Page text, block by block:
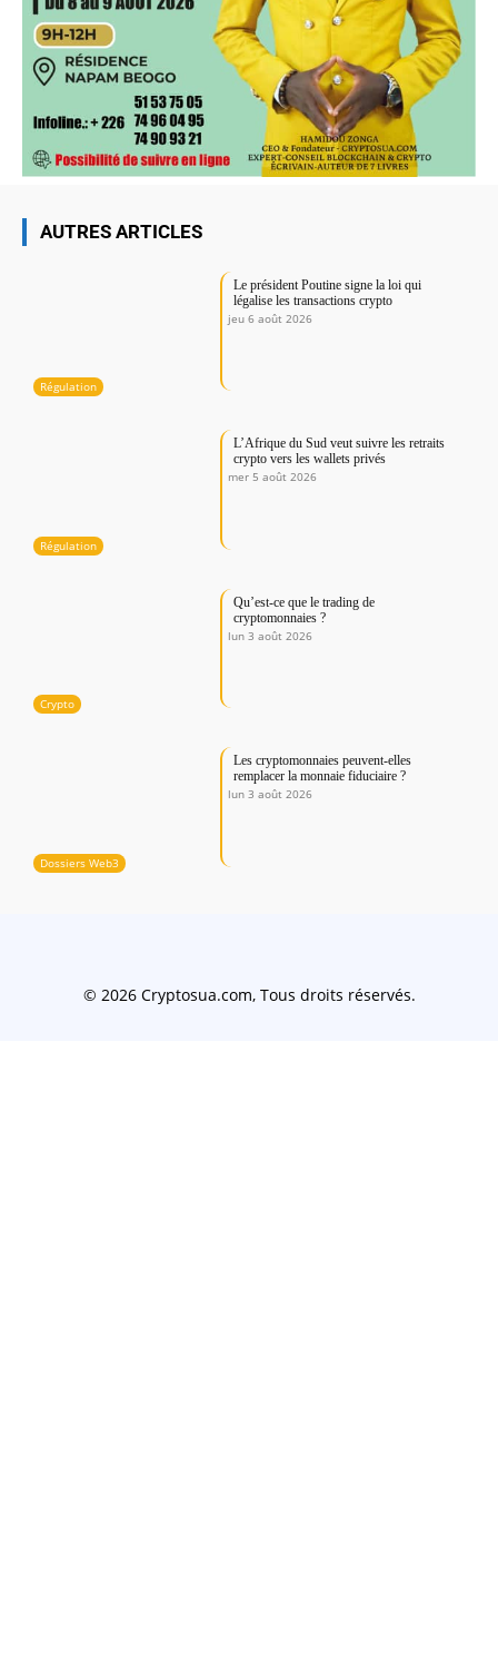
AUTRES ARTICLES
Régulation
Le président Poutine signe la loi qui
légalise les transactions crypto
jeu 6 août 2026
Régulation
L’Afrique du Sud veut suivre les retraits
crypto vers les wallets privés
mer 5 août 2026
Crypto
Qu’est-ce que le trading de
cryptomonnaies ?
lun 3 août 2026
Dossiers Web3
Les cryptomonnaies peuvent-elles
remplacer la monnaie fiduciaire ?
lun 3 août 2026
© 2026 Cryptosua.com, Tous droits réservés.